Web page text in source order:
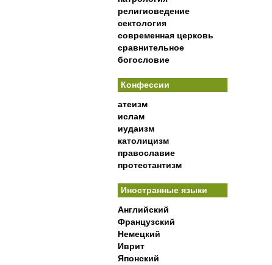
религиоведение
сектология
современная церковь
сравнительное
богословие
Конфессии
атеизм
ислам
иудаизм
католицизм
православие
протестантизм
Иностранные языки
Английский
Французский
Немецкий
Иврит
Японский